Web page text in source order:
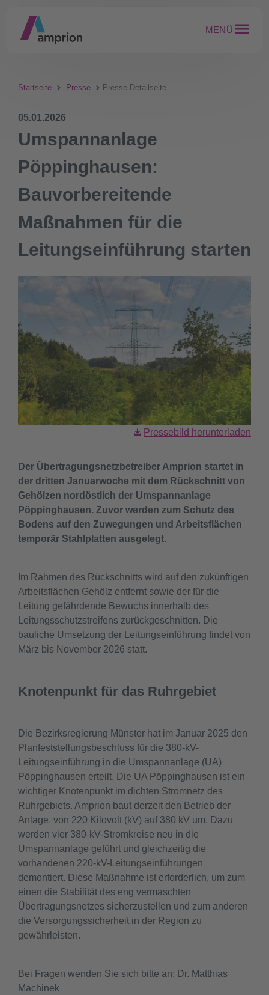
MENÜ
Startseite Presse Presse Detailseite
05.01.2026
Umspannanlage
Pöppinghausen:
Bauvorbereitende
Maßnahmen für die
Leitungseinführung starten
Pressebild herunterladen
Der Übertragungsnetzbetreiber Amprion startet in
der dritten Januarwoche mit dem Rückschnitt von
Gehölzen nordöstlich der Umspannanlage
Pöppinghausen. Zuvor werden zum Schutz des
Bodens auf den Zuwegungen und Arbeitsflächen
temporär Stahlplatten ausgelegt.
Im Rahmen des Rückschnitts wird auf den zukünftigen
Arbeitsflächen Gehölz entfernt sowie der für die
Leitung gefährdende Bewuchs innerhalb des
Leitungsschutzstreifens zurückgeschnitten. Die
bauliche Umsetzung der Leitungseinführung findet von
März bis November 2026 statt.
Knotenpunkt für das Ruhrgebiet
Die Bezirksregierung Münster hat im Januar 2025 den
Planfeststellungsbeschluss für die 380-kV-
Leitungseinführung in die Umspannanlage (UA)
Pöppinghausen erteilt. Die UA Pöppinghausen ist ein
wichtiger Knotenpunkt im dichten Stromnetz des
Ruhrgebiets. Amprion baut derzeit den Betrieb der
Anlage, von 220 Kilovolt (kV) auf 380 kV um. Dazu
werden vier 380-kV-Stromkreise neu in die
Umspannanlage geführt und gleichzeitig die
vorhandenen 220-kV-Leitungseinführungen
demontiert. Diese Maßnahme ist erforderlich, um zum
einen die Stabilität des eng vermaschten
Übertragungsnetzes sicherzustellen und zum anderen
die Versorgungssicherheit in der Region zu
gewährleisten.
Bei Fragen wenden Sie sich bitte an: Dr. Matthias
Machinek